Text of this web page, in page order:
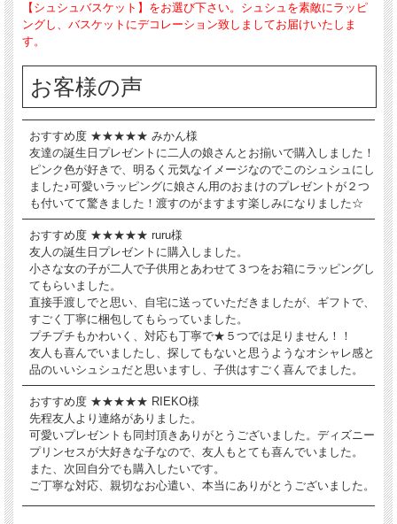
【シュシュバスケット】をお選び下さい。シュシュを素敵にラッピ
ングし、バスケットにデコレーション致しましてお届けいたしま
す。
お客様の声
おすすめ度 ★★★★★ みかん様
友達の誕生日プレゼントに二人の娘さんとお揃いで購入しました！
ピンク色が好きで、明るく元気なイメージなのでこのシュシュにし
ました♪可愛いラッピングに娘さん用のおまけのプレゼントが２つ
も付いてて驚きました！渡すのがますます楽しみになりました☆
おすすめ度 ★★★★★ ruru様
友人の誕生日プレゼントに購入しました。
小さな女の子が二人で子供用とあわせて３つをお箱にラッピングし
てもらいました。
直接手渡しでと思い、自宅に送っていただきましたが、ギフトで、
すごく丁寧に梱包してもらっていました。
プチプチもかわいく、対応も丁寧で★５つでは足りません！！
友人も喜んでいましたし、探してもないと思うようなオシャレ感と
品のいいシュシュだと思いますし、子供はすごく喜んでました。
おすすめ度 ★★★★★ RIEKO様
先程友人より連絡がありました。
可愛いプレゼントも同封頂きありがとうございました。ディズニー
プリンセスが大好きな子なので、友人もとても喜んでいました。
また、次回自分でも購入したいです。
ご丁寧な対応、親切なお心遣い、本当にありがとうございました。